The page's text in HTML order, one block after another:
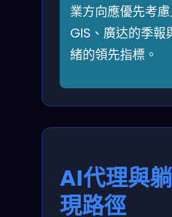
業方向應優先考
GIS、廣达的季報
緒的領先指標。
AI代理與
現路徑